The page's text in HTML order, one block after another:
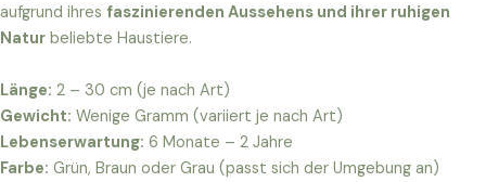
aufgrund ihres faszinierenden Aussehens und ihrer ruhigen
Natur beliebte Haustiere.
Länge: 2 – 30 cm (je nach Art)
Gewicht: Wenige Gramm (variiert je nach Art)
Lebenserwartung: 6 Monate – 2 Jahre
Farbe: Grün, Braun oder Grau (passt sich der Umgebung an)